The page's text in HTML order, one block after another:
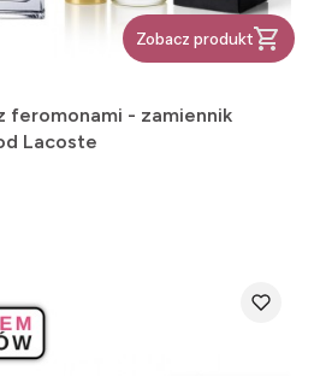
Zobacz produkt
feromonami - zamiennik
Lacoste